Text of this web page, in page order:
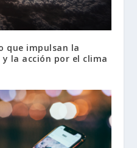
que impulsan la
la acción por el clima